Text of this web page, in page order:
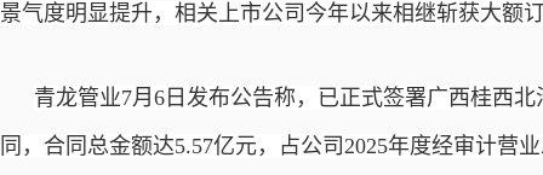
景气度明显提升，相关上市公司今年以来相继斩获大额
青龙管业7月6日发布公告称，已正式签署广西桂西
同，合同总金额达5.57亿元，占公司2025年度经审计营